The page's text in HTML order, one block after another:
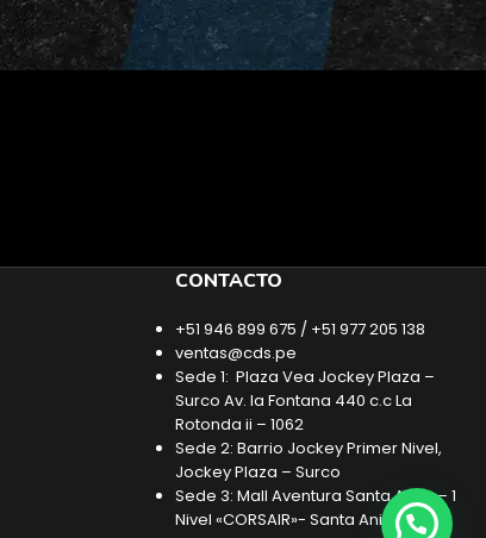
CONTACTO
+51 946 899 675 / +51 977 205 138
ventas@cds.pe
Sede 1: Plaza Vea Jockey Plaza –
Surco Av. la Fontana 440 c.c La
Rotonda ii – 1062
Sede 2: Barrio Jockey Primer Nivel,
Jockey Plaza – Surco
Sede 3: Mall Aventura Santa Anita – 1
Nivel «CORSAIR»- Santa Anita